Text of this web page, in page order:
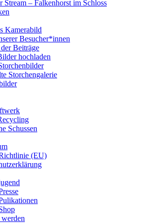
Stream – Falkenhorst im Schloss
Kamerabild
Besucher*innen
Beiträge
hochladen
Storchengalerie
Schussen
(EU)